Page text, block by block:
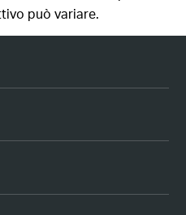
può variare.